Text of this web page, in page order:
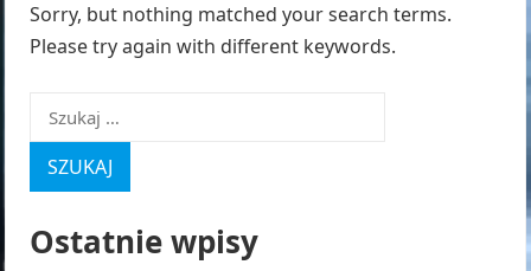
Sorry, but nothing matched your search terms.
Please try again with different keywords.
Szukaj:
Ostatnie wpisy